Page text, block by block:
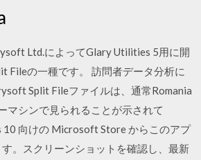
Ltd.によってGlary Utilities 5用に開
Fileの一種です。 訪問者データ分析に
Split Fileファイルは、通常Romania
マシンで見られることが示されて
向けの Microsoft Store からこのアプ
。スクリーンショットを確認し、最新